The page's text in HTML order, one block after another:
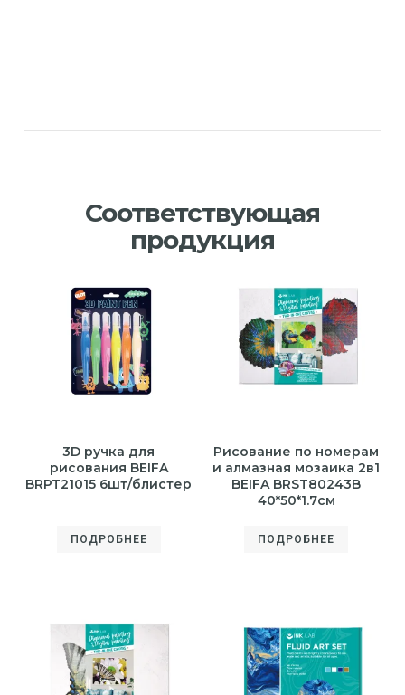
Соответствующая
продукция
3D ручка для
рисования BEIFA
BRPT21015 6шт/блистер
ПОДРОБНЕЕ
Рисование по номерам
и алмазная мозаика 2в1
BEIFA BRST80243B
40*50*1.7см
ПОДРОБНЕЕ